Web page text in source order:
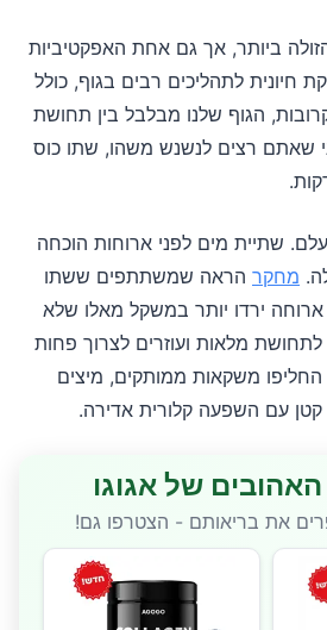
ביותר, אך גם אחת האפקטיביות
חיונית לתהליכים רבים בגוף, כולל
הגוף שלנו מבלבל בין תחושת
שאתם רצים לנשנש משהו, שתו כוס
שתיית מים לפני ארוחות הוכחה
מחקר הראה שמשתתפים ששתו
ארוחה ירדו יותר במשקל מאלו שלא
מלאות ועוזרים לצרוך פחות
משקאות ממותקים, מיצים
קטן עם השפעה קלורית אדירה.
של אגוגו
את בריאותם - הצטרפו גם!